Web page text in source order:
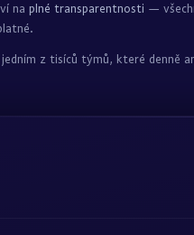
na plné transparentnosti —
jedním z tisíců týmů, které denně